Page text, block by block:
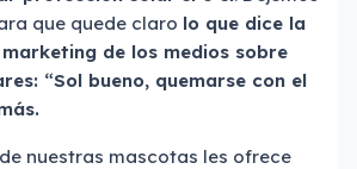
que quede claro lo que dice la
de los medios sobre
“Sol bueno, quemarse con el
de nuestras mascotas les ofrece